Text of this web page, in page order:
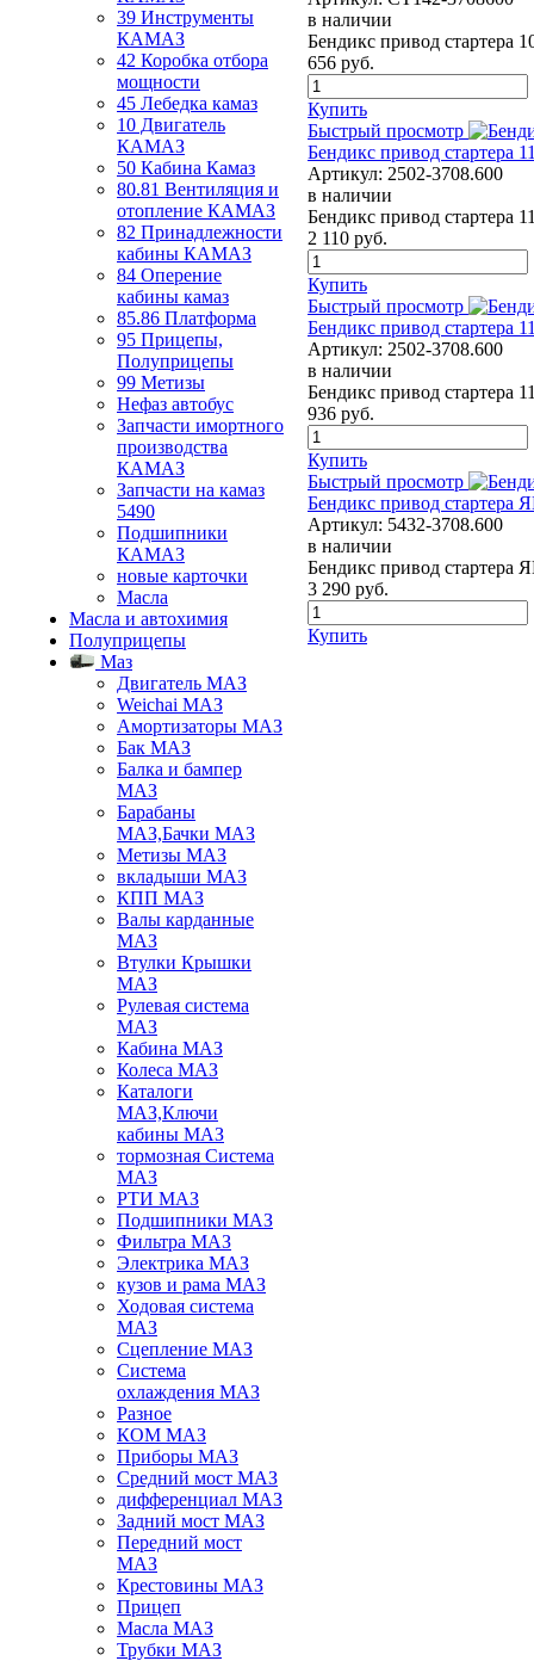
39 Инструменты
КАМАЗ
42 Коробка отбора
мощности
45 Лебедка камаз
10 Двигатель
КАМАЗ
50 Кабина Камаз
80.81 Вентиляция и
отопление КАМАЗ
82 Принадлежности
кабины КАМАЗ
84 Оперение
кабины камаз
85.86 Платформа
95 Прицепы,
Полуприцепы
99 Метизы
Нефаз автобус
Запчасти имортного
производства
КАМАЗ
Запчасти на камаз
5490
Подшипники
КАМАЗ
новые карточки
Масла
Масла и автохимия
Полуприцепы
Маз
Двигатель МАЗ
Weichai МАЗ
Амортизаторы МАЗ
Бак МАЗ
Балка и бампер
МАЗ
Барабаны
МАЗ,Бачки МАЗ
Метизы МАЗ
вкладыши МАЗ
КПП МАЗ
Валы карданные
МАЗ
Втулки Крышки
МАЗ
Рулевая система
МАЗ
Кабина МАЗ
Колеса МАЗ
Каталоги
МАЗ,Ключи
кабины МАЗ
тормозная Система
МАЗ
РТИ МАЗ
Подшипники МАЗ
Фильтра МАЗ
Электрика МАЗ
кузов и рама МАЗ
Ходовая система
МАЗ
Сцепление МАЗ
Система
охлаждения МАЗ
Разное
КОМ МАЗ
Приборы МАЗ
Средний мост МАЗ
дифференциал МАЗ
Задний мост МАЗ
Передний мост
МАЗ
Крестовины МАЗ
Прицеп
Масла МАЗ
Трубки МАЗ
в наличии
Бендикс привод стартера
656 руб.
Купить
Быстрый просмотр
Бендикс привод стартера
Артикул: 2502-3708.600
в наличии
Бендикс привод стартера
2 110 руб.
Купить
Быстрый просмотр
Бендикс привод стартера
Артикул: 2502-3708.600
в наличии
Бендикс привод стартера
936 руб.
Купить
Быстрый просмотр
Бендикс привод
Артикул: 5432-3708.600
в наличии
Бендикс привод
3 290 руб.
Купить